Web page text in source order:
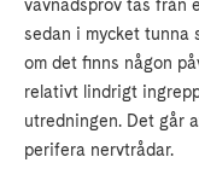
vävnadsprov tas från
sedan i mycket tunna
om det finns någon
relativt lindrigt
utredningen. Det går
perifera nervtrådar.